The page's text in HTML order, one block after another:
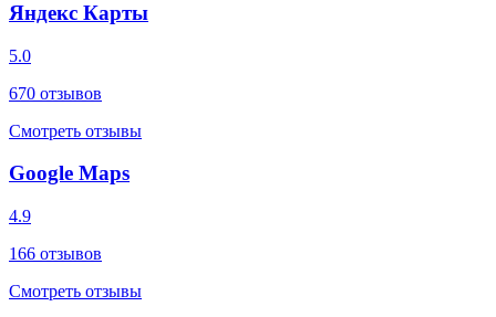
Яндекс Карты
5.0
670 отзывов
Смотреть отзывы
Google Maps
4.9
166 отзывов
Смотреть отзывы